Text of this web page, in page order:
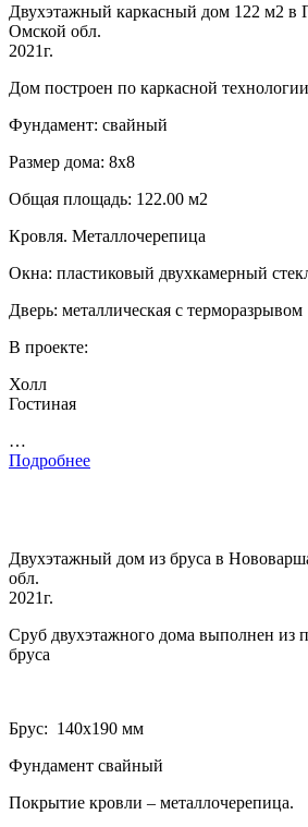
Двухэтажный каркасный дом 122 м2 в
Омской обл.
2021г.
Дом построен по каркасной технологии
Фундамент: свайный
Размер дома: 8х8
Общая площадь: 122.00 м2
Кровля. Металлочерепица
Окна: пластиковый двухкамерный
Дверь: металлическая с терморазрывом
В проекте:
Холл
Гостиная
…
Подробнее
Двухэтажный дом из бруса в
обл.
2021г.
Сруб двухэтажного дома выполнен из
бруса
Брус: 140­х190 мм
Фундамент свайный
Покрытие кровли – металлочерепица.